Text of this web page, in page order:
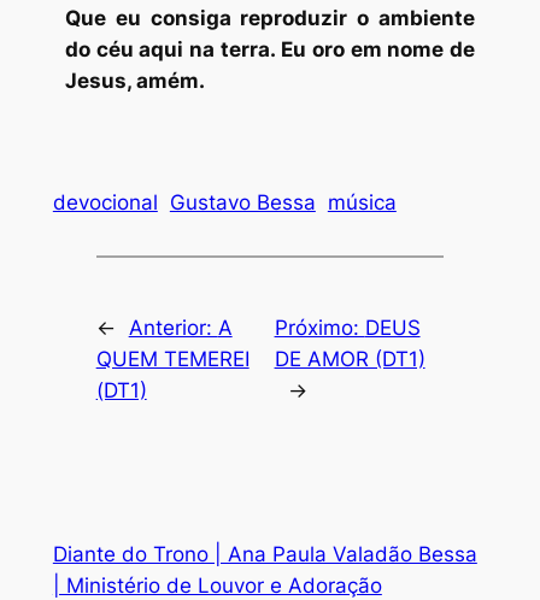
Que eu consiga reproduzir o ambiente
do céu aqui na terra. Eu oro em nome de
Jesus, amém.
devocional Gustavo Bessa música
← Anterior: A
QUEM TEMEREI
(DT1)
Próximo: DEUS
DE AMOR (DT1)
→
Diante do Trono | Ana Paula Valadão Bessa
| Ministério de Louvor e Adoração